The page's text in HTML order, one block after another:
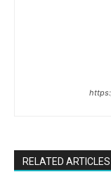
RELATED ARTICLES